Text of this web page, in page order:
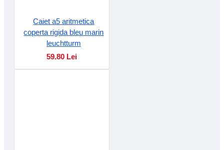
Caiet a5 aritmetica
coperta rigida bleu marin
leuchtturm
59.80 Lei